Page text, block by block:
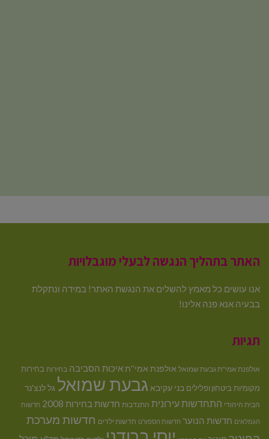
האתר בתהליך הנגשה לבעלי מוגבלויות
אנו עושים כל מאמץ להשלים את הנגשת האתר! במידה ונתקלת
בבעיה אנא פנה אלינו!
תגיות
אולפנת אמי"ת גבעת שמואל אולפנת אמי''תאיכות הסביבה בחירות בחירות
מקומיות ביטחון ופלילים בני עקיבא גבעת שמואל גל לנצ'נר
הבית היהודי התחדשות עירונית התנדבות חדשות בחירות 2008 חדשות
הגמלאים חדשות הנוער חדשות הספורט חדשות ילדים חדשות מערכת